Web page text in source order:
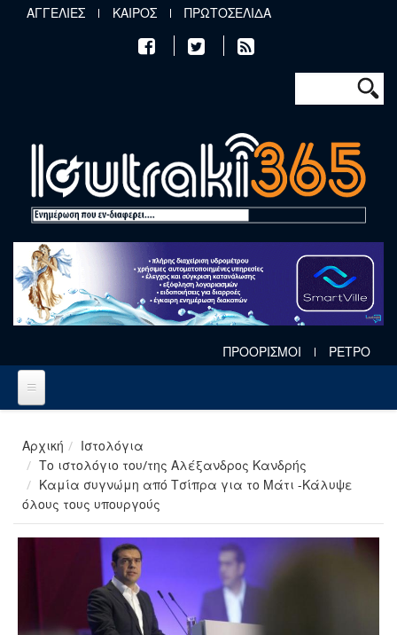
Παράκαμψη προς το κυρίως περιεχόμενο
ΑΓΓΕΛΙΕΣ ΚΑΙΡΟΣ ΠΡΩΤΟΣΕΛΙΔΑ
Φόρμα
Αναζήτηση
ΠΡΟΟΡΙΣΜΟΙ ΡΕΤΡΟ
Αρχική
Ιστολόγια
Το ιστολόγιο του/της Αλέξανδρος Κανδρής
Καμία συγνώμη από Τσίπρα για το Μάτι -Κάλυψε
όλους τους υπουργούς